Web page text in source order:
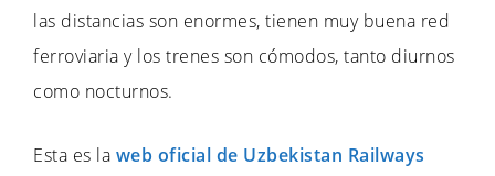
las distancias son enormes, tienen muy buena red
ferroviaria y los trenes son cómodos, tanto diurnos
como nocturnos.
Esta es la web oficial de Uzbekistan Railways